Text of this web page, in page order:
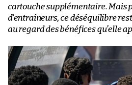
cartouche supplémentaire. Mais
d’entraîneurs, ce déséquilibre
au regard des bénéfices qu’elle